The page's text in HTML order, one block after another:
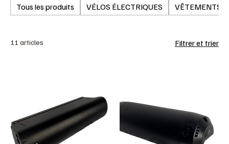
Tous les produits VÉLOS ÉLECTRIQUES VÊTEMENTS
11 articles Filtrer et trier